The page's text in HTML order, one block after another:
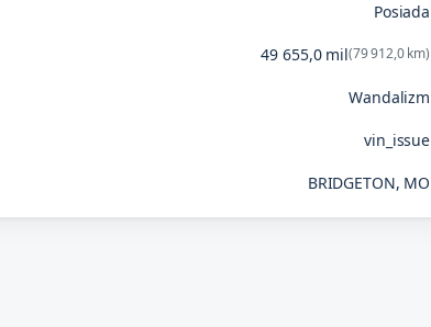
Posiada
49 655,0 mil(79 912,0 km)
Wandalizm
vin_issue
BRIDGETON, MO